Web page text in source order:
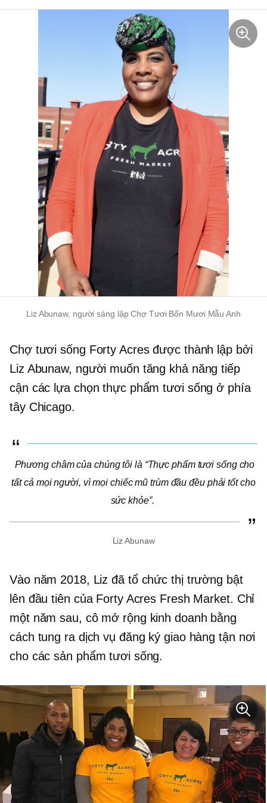
Liz Abunaw, người sáng lập Chợ Tươi Bốn Mươi Mẫu Anh
Chợ tươi sống Forty Acres được thành lập bởi
Liz Abunaw, người muốn tăng khả năng tiếp
cận các lựa chọn thực phẩm tươi sống ở phía
tây Chicago.
Phương châm của chúng tôi là “Thực phẩm tươi sống cho
tất cả mọi người, vì mọi chiếc mũ trùm đầu đều phải tốt cho
sức khỏe”.
Liz Abunaw
Vào năm 2018, Liz đã tổ chức thị trường bật
lên đầu tiên của Forty Acres Fresh Market. Chỉ
một năm sau, cô mở rộng kinh doanh bằng
cách tung ra dịch vụ đăng ký giao hàng tận nơi
cho các sản phẩm tươi sống.